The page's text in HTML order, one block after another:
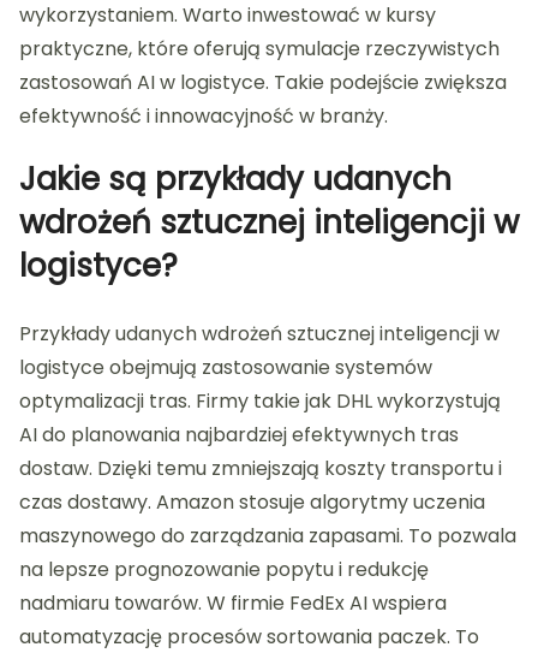
wykorzystaniem. Warto inwestować w kursy
praktyczne, które oferują symulacje rzeczywistych
zastosowań AI w logistyce. Takie podejście zwiększa
efektywność i innowacyjność w branży.
Jakie są przykłady udanych
wdrożeń sztucznej inteligencji w
logistyce?
Przykłady udanych wdrożeń sztucznej inteligencji w
logistyce obejmują zastosowanie systemów
optymalizacji tras. Firmy takie jak DHL wykorzystują
AI do planowania najbardziej efektywnych tras
dostaw. Dzięki temu zmniejszają koszty transportu i
czas dostawy. Amazon stosuje algorytmy uczenia
maszynowego do zarządzania zapasami. To pozwala
na lepsze prognozowanie popytu i redukcję
nadmiaru towarów. W firmie FedEx AI wspiera
automatyzację procesów sortowania paczek. To